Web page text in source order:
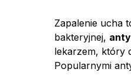
Zapalenie ucha
bakteryjnej,
lekarzem, który
Popularnymi